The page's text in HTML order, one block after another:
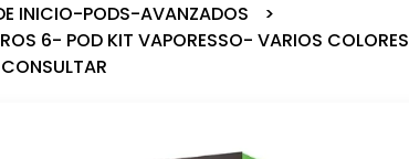
INICIO-PODS-AVANZADOS
6- POD KIT VAPORESSO- VARIOS COLORES